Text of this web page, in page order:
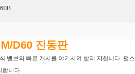
D60 진동판
밸브의 빠른 개시를 야기시켜 빨리 지칩니다. 펄스
합니다.